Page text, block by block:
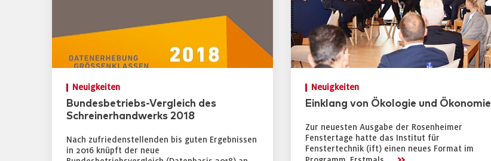
Neuigkeiten
Bundesbetriebs-Vergleich des
Schreinerhandwerks 2018
Nach zufriedenstellenden bis guten Ergebnissen
in 2016 knüpft der neue
Neuigkeiten
Einklang von Ökologie und Ökonomie
Zur neuesten Ausgabe der Rosenheimer
Fenstertage hatte das Institut für
Fenstertechnik (ift) einen neues Format im